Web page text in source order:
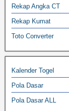
Rekap Angka CT
Rekap Kumat
Toto Converter
Kalender Togel
Pola Dasar
Pola Dasar ALL